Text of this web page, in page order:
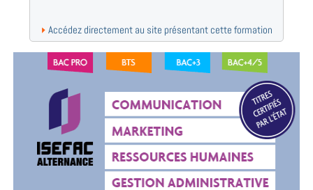
Accédez directement au site présentant cette formation